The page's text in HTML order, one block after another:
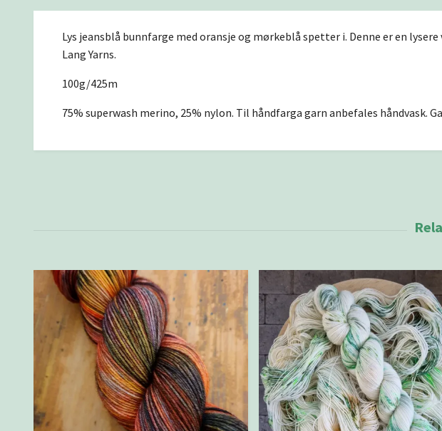
Lys jeansblå bunnfarge med oransje og mørkeblå spetter i. Denne er en
Lang Yarns.
100g/425m
75% superwash merino, 25% nylon. Til håndfarga garn anbefales håndvask.